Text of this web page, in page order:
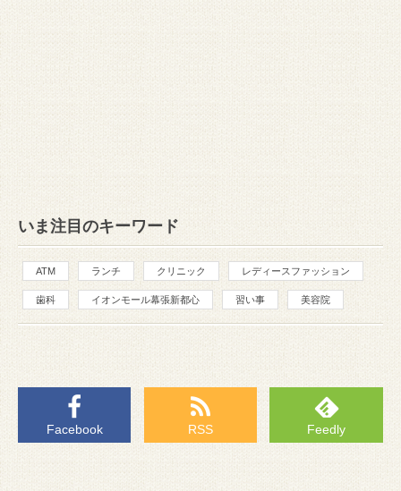
いま注目のキーワード
ATM ランチ クリニック レディースファッション
歯科 イオンモール幕張新都心 習い事 美容院
Facebook RSS Feedly